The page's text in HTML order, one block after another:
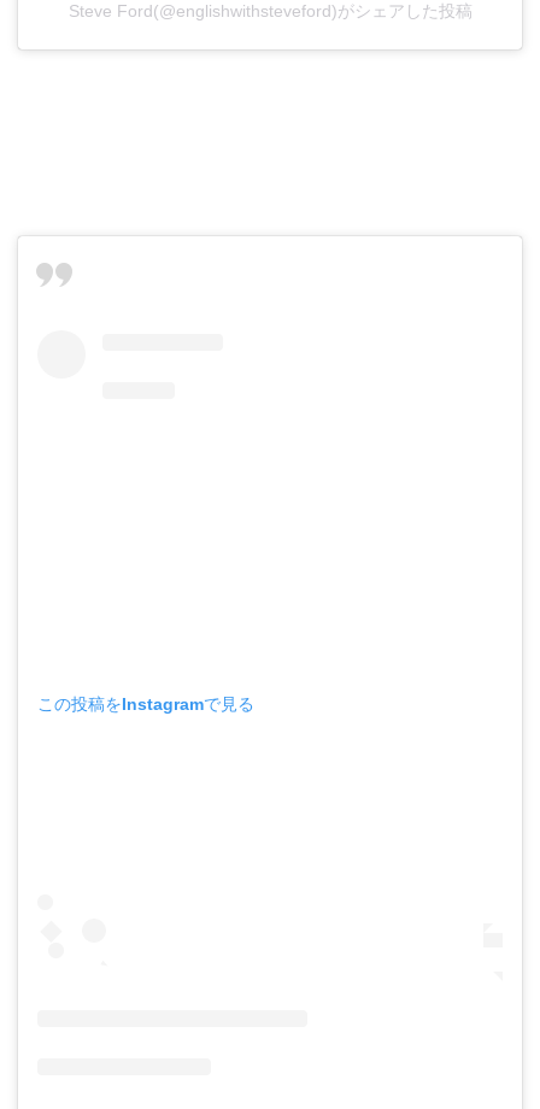
Steve Ford(@englishwithsteveford)がシェアした投稿
この投稿をInstagramで見る